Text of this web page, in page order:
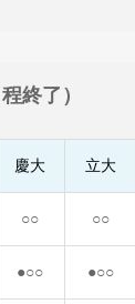
終了）
慶大 立大
○○ ○○
●○○ ●○○